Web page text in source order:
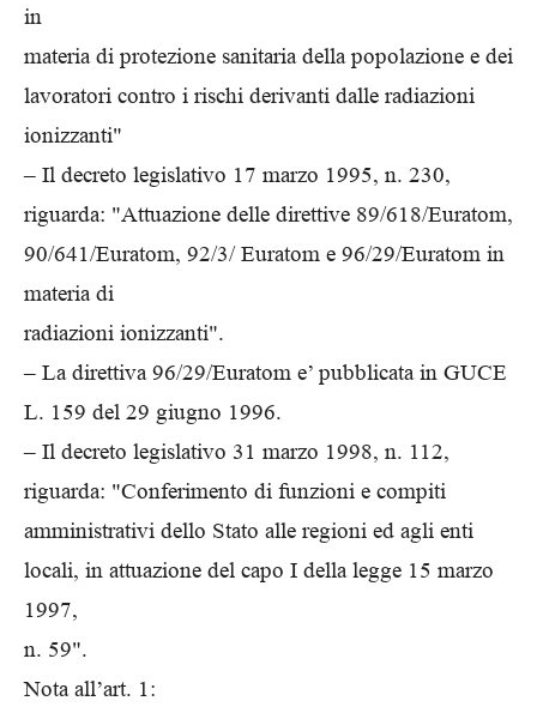
in
materia di protezione sanitaria della popolazione e dei
lavoratori contro i rischi derivanti dalle radiazioni
ionizzanti"
– Il decreto legislativo 17 marzo 1995, n. 230,
riguarda: "Attuazione delle direttive 89/618/Euratom,
90/641/Euratom, 92/3/ Euratom e 96/29/Euratom in
materia di
radiazioni ionizzanti".
– La direttiva 96/29/Euratom e’ pubblicata in GUCE
L. 159 del 29 giugno 1996.
– Il decreto legislativo 31 marzo 1998, n. 112,
riguarda: "Conferimento di funzioni e compiti
amministrativi dello Stato alle regioni ed agli enti
locali, in attuazione del capo I della legge 15 marzo
1997,
n. 59".
Nota all’art. 1: